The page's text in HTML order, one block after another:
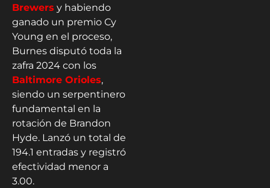
Brewers y habiendo
ganado un premio Cy
Young en el proceso,
Burnes disputó toda la
zafra 2024 con los
Baltimore Orioles,
siendo un serpentinero
fundamental en la
rotación de Brandon
Hyde. Lanzó un total de
194.1 entradas y registró
efectividad menor a
3.00.